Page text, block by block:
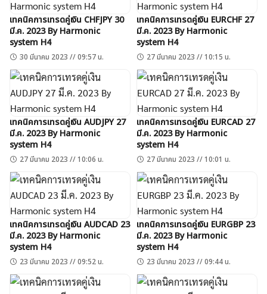
เทคนิคการเทรดคู่เงิน CHFJPY 30
มี.ค. 2023 By Harmonic
system H4
30 มีนาคม 2023 // 09:57 น.
เทคนิคการเทรดคู่เงิน EURCHF 27
มี.ค. 2023 By Harmonic
system H4
27 มีนาคม 2023 // 10:15 น.
เทคนิคการเทรดคู่เงิน AUDJPY 27
มี.ค. 2023 By Harmonic
system H4
27 มีนาคม 2023 // 10:06 น.
เทคนิคการเทรดคู่เงิน EURCAD 27
มี.ค. 2023 By Harmonic
system H4
27 มีนาคม 2023 // 10:01 น.
เทคนิคการเทรดคู่เงิน AUDCAD 23
มี.ค. 2023 By Harmonic
system H4
23 มีนาคม 2023 // 09:52 น.
เทคนิคการเทรดคู่เงิน EURGBP 23
มี.ค. 2023 By Harmonic
system H4
23 มีนาคม 2023 // 09:44 น.